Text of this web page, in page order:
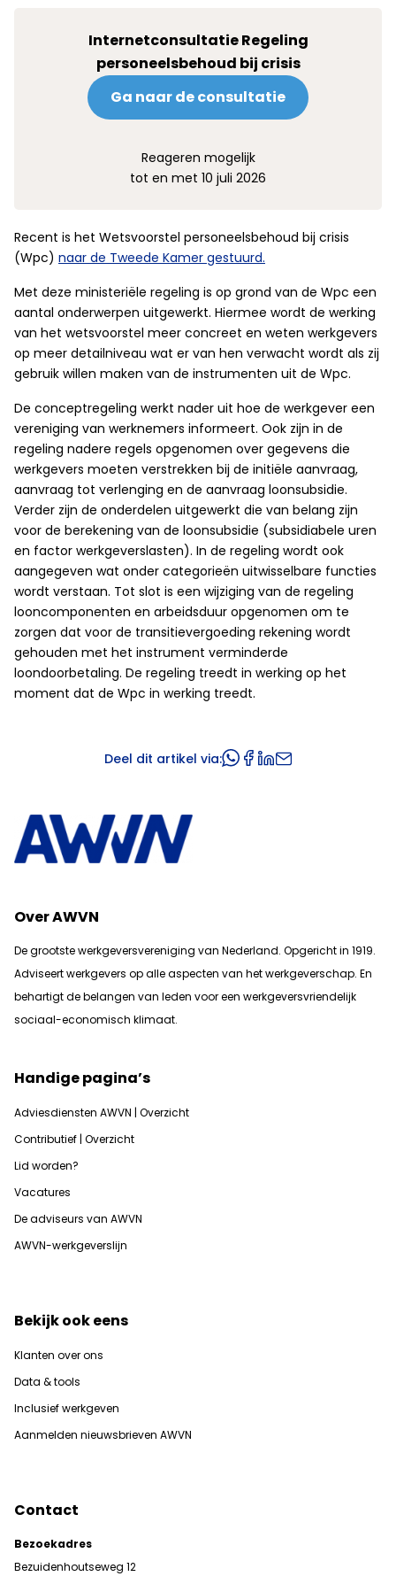
Internetconsultatie Regeling
personeelsbehoud bij crisis
Ga naar de consultatie
Reageren mogelijk
tot en met 10 juli 2026
Recent is het Wetsvoorstel personeelsbehoud bij crisis
(Wpc) naar de Tweede Kamer gestuurd.
Met deze ministeriële regeling is op grond van de Wpc een
aantal onderwerpen uitgewerkt. Hiermee wordt de werking
van het wetsvoorstel meer concreet en weten werkgevers
op meer detailniveau wat er van hen verwacht wordt als zij
gebruik willen maken van de instrumenten uit de Wpc.
De conceptregeling werkt nader uit hoe de werkgever een
vereniging van werknemers informeert. Ook zijn in de
regeling nadere regels opgenomen over gegevens die
werkgevers moeten verstrekken bij de initiële aanvraag,
aanvraag tot verlenging en de aanvraag loonsubsidie.
Verder zijn de onderdelen uitgewerkt die van belang zijn
voor de berekening van de loonsubsidie (subsidiabele uren
en factor werkgeverslasten). In de regeling wordt ook
aangegeven wat onder categorieën uitwisselbare functies
wordt verstaan. Tot slot is een wijziging van de regeling
looncomponenten en arbeidsduur opgenomen om te
zorgen dat voor de transitievergoeding rekening wordt
gehouden met het instrument verminderde
loondoorbetaling. De regeling treedt in werking op het
moment dat de Wpc in werking treedt.
Deel dit artikel via:
Over AWVN
De grootste werkgeversvereniging van Nederland. Opgericht in 1919.
Adviseert werkgevers op alle aspecten van het werkgeverschap. En
behartigt de belangen van leden voor een werkgeversvriendelijk
sociaal-economisch klimaat.
Handige pagina’s
Adviesdiensten AWVN | Overzicht
Contributief | Overzicht
Lid worden?
Vacatures
De adviseurs van AWVN
AWVN-werkgeverslijn
Bekijk ook eens
Klanten over ons
Data & tools
Inclusief werkgeven
Aanmelden nieuwsbrieven AWVN
Contact
Bezoekadres
Bezuidenhoutseweg 12